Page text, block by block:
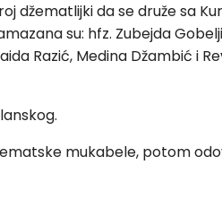
džematlijki da se druže sa
su: hfz. Zubejda
Razić, Medina Džambić i
mukabele, potom